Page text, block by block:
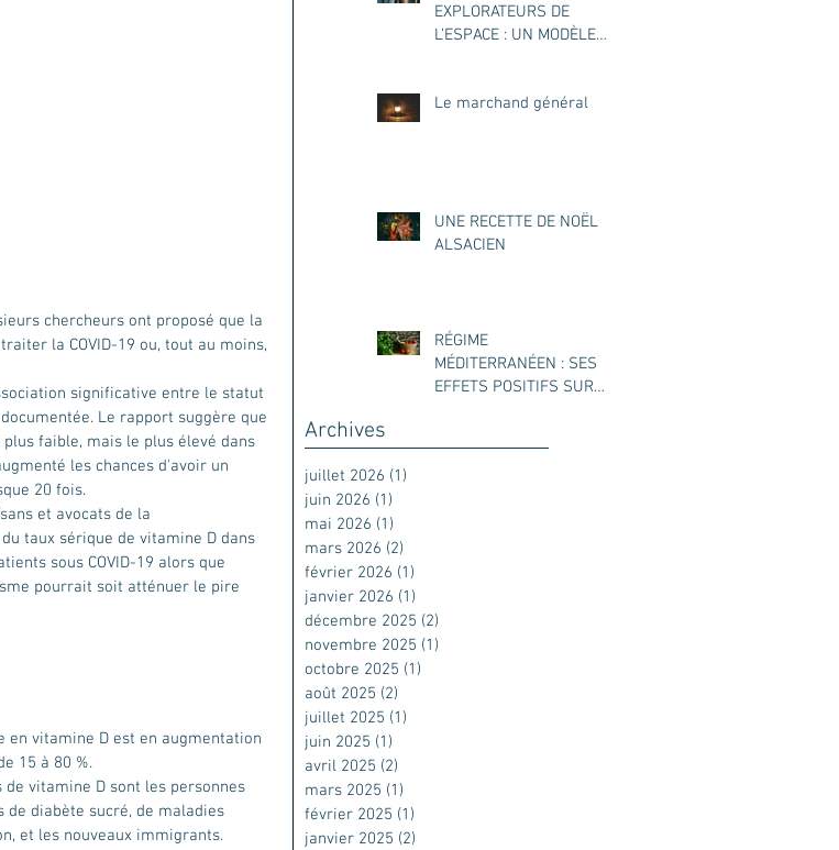
chercheurs ont proposé que la
la COVID-19 ou, tout au moins,
significative entre le statut
Le rapport suggère que
faible, mais le plus élevé dans
les chances d'avoir un
20 fois.
et avocats de la
taux sérique de vitamine D dans
sous COVID-19 alors que
pourrait soit atténuer le pire
vitamine D est en augmentation
15 à 80 %.
vitamine D sont les personnes
de diabète sucré, de maladies
et les nouveaux immigrants.
EXPLORATEURS DE
L’ESPACE : UN MODÈLE
Le marchand général
UNE RECETTE DE NOËL
ALSACIEN
RÉGIME
MÉDITERRANÉEN : SES
EFFETS POSITIFS SUR
Archives
juillet 2026 (1)
juin 2026 (1)
mai 2026 (1)
mars 2026 (2)
février 2026 (1)
janvier 2026 (1)
décembre 2025 (2)
novembre 2025 (1)
octobre 2025 (1)
août 2025 (2)
juillet 2025 (1)
juin 2025 (1)
avril 2025 (2)
mars 2025 (1)
février 2025 (1)
janvier 2025 (2)